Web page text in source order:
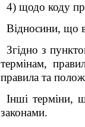
4) щодо коду
Відносини, що
Згідно з
термінам,
правила та
Інші терміни,
законами.